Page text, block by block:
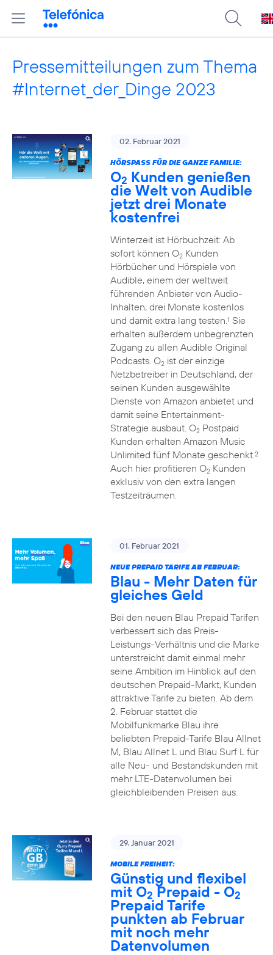
Pressemitteilungen zum Thema
#Internet_der_Dinge 2023
02. Februar 2021
HÖRSPASS FÜR DIE GANZE FAMILIE:
O2 Kunden genießen
die Welt von Audible
jetzt drei Monate
kostenfrei
Winterzeit ist Hörbuchzeit: Ab
sofort können O2Kunden
Hörbücher und Hörspiele von
Audible, einem der weltweit
führenden Anbieter von Audio-
Inhalten, drei Monate kostenlos
und damit extra lang testen.1 Sie
erhalten außerdem unbegrenzten
Zugang zu allen Audible Original
Podcasts. O2ist der einzige
Netzbetreiber in Deutschland, der
seinen Kunden ausgewählte
Dienste von Amazon anbietet und
damit seine Entertainment-
Strategie ausbaut. O2Postpaid
Kunden erhalten Amazon Music
Unlimited fünf Monate geschenkt.2
Auch hier profitieren O2Kunden
exklusiv von den extra langen
Testzeiträumen.
01. Februar 2021
NEUE PREPAID TARIFE AB FEBRUAR:
Blau - Mehr Daten für
gleiches Geld
Bei den neuen Blau Prepaid Tarifen
verbessert sich das Preis-
Leistungs-Verhältnis und die Marke
unterstreicht damit einmal mehr
seine Ambition im Hinblick auf den
deutschen Prepaid-Markt, Kunden
attraktive Tarife zu bieten. Ab dem
2. Februar stattet die
Mobilfunkmarke Blau ihre
beliebten Prepaid-Tarife Blau Allnet
M, Blau Allnet L und Blau Surf L für
alle Neu- und Bestandskunden mit
mehr LTE-Datenvolumen bei
gleichbleibenden Preisen aus.
29. Januar 2021
MOBILE FREIHEIT:
Günstig und flexibel
mit O2 Prepaid - O2
Prepaid Tarife
punkten ab Februar
mit noch mehr
Datenvolumen